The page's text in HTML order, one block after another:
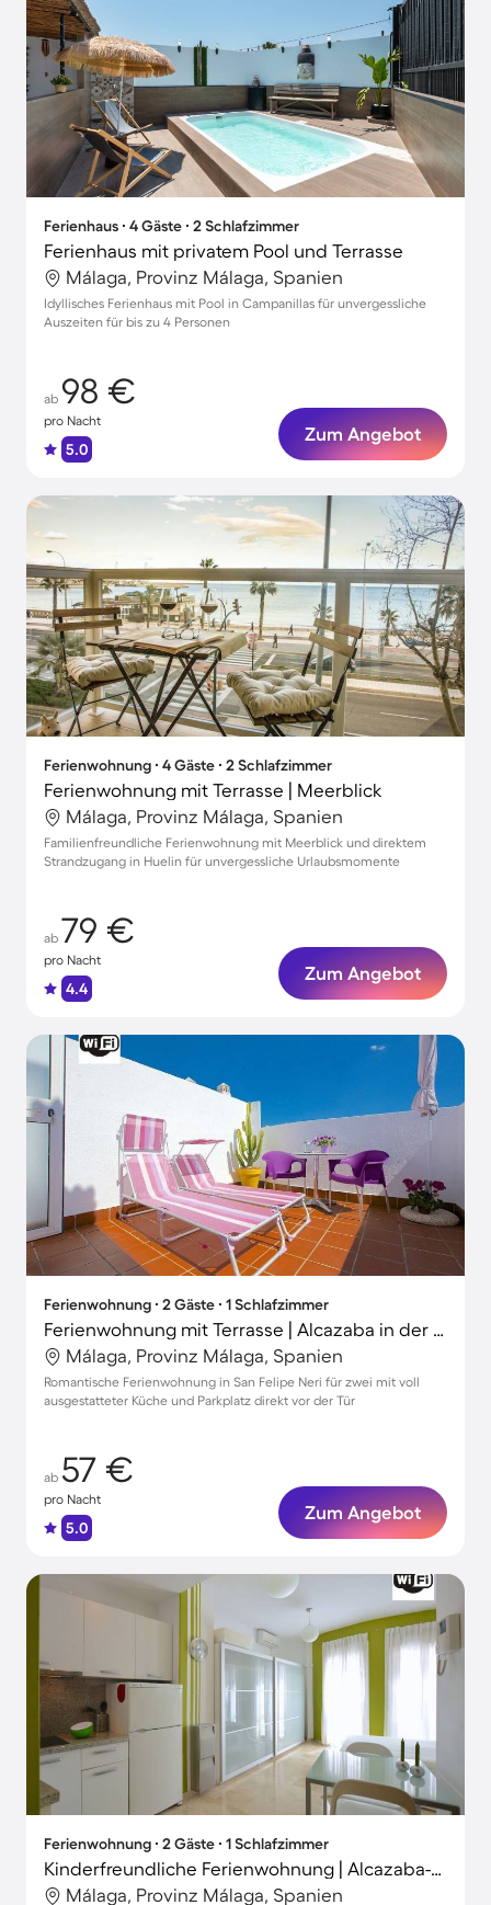
Ferienhaus ∙ 4 Gäste ∙ 2 Schlafzimmer
Ferienhaus mit privatem Pool und Terrasse
Málaga, Provinz Málaga, Spanien
Idyllisches Ferienhaus mit Pool in Campanillas für unvergessliche
Auszeiten für bis zu 4 Personen
ab 98 €
pro Nacht
5.0
Zum Angebot
Ferienwohnung ∙ 4 Gäste ∙ 2 Schlafzimmer
Ferienwohnung mit Terrasse | Meerblick
Málaga, Provinz Málaga, Spanien
Familienfreundliche Ferienwohnung mit Meerblick und direktem
Strandzugang in Huelin für unvergessliche Urlaubsmomente
ab 79 €
pro Nacht
4.4
Zum Angebot
Ferienwohnung ∙ 2 Gäste ∙ 1 Schlafzimmer
Ferienwohnung mit Terrasse | Alcazaba in der Nähe | Stadtblick
Málaga, Provinz Málaga, Spanien
Romantische Ferienwohnung in San Felipe Neri für zwei mit voll
ausgestatteter Küche und Parkplatz direkt vor der Tür
ab 57 €
pro Nacht
5.0
Zum Angebot
Ferienwohnung ∙ 2 Gäste ∙ 1 Schlafzimmer
Kinderfreundliche Ferienwohnung | Alcazaba-Nähe | Stadtblick
Málaga, Provinz Málaga, Spanien